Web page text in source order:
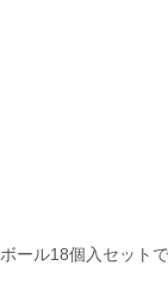
ール18個入セットで